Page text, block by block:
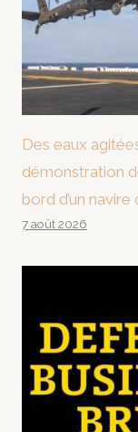
Des eaux
démonstration
bord d’un
7 août 2026